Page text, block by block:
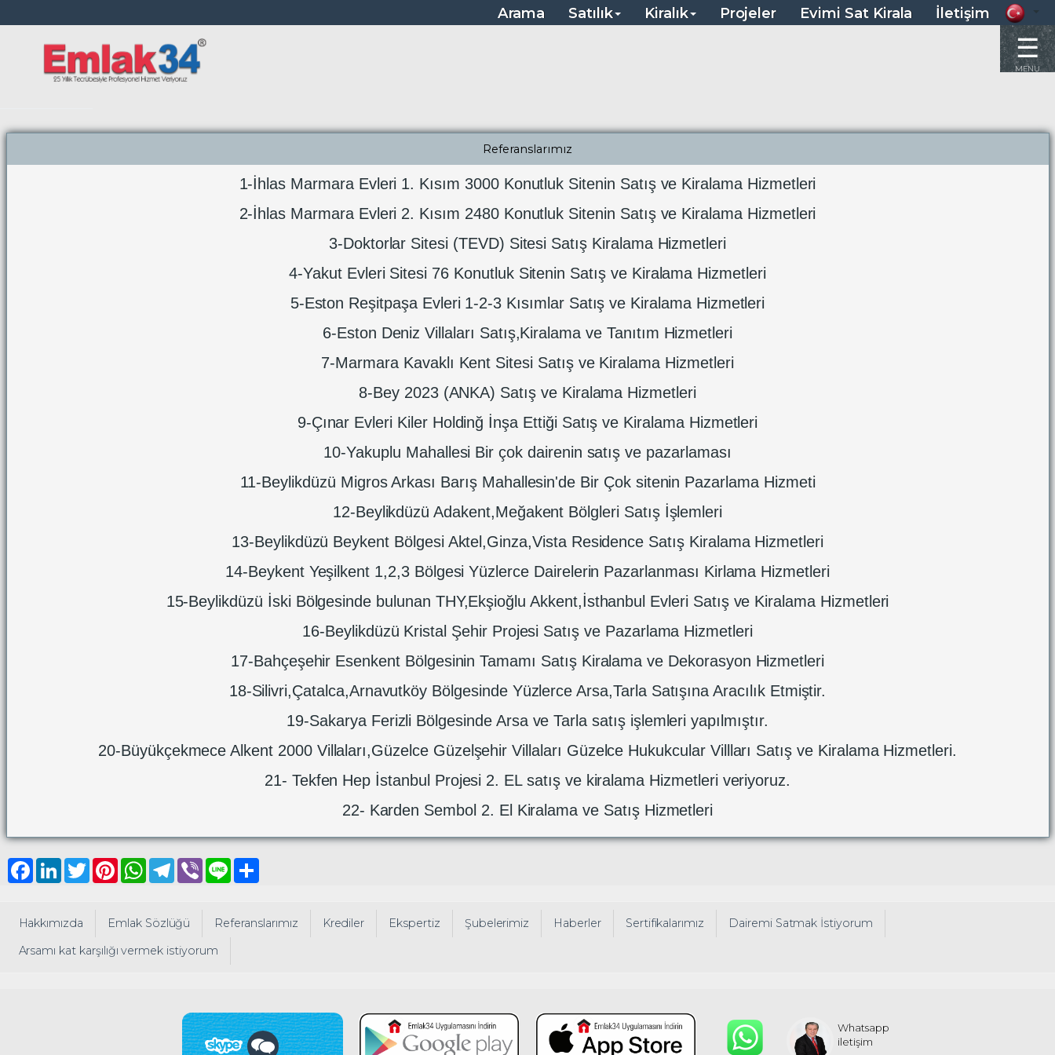
Beylikdüzü, Çatalca, Silivri , Tekirdağ, Çanakkale, Kırklareli Satılık Arsalar
Arama Satılık Kiralık Projeler Evimi Sat Kirala İletişim
☰
MENU
Referanslarımız
1-İhlas Marmara Evleri 1. Kısım 3000 Konutluk Sitenin Satış ve Kiralama Hizmetleri
2-İhlas Marmara Evleri 2. Kısım 2480 Konutluk Sitenin Satış ve Kiralama Hizmetleri
3-Doktorlar Sitesi (TEVD) Sitesi Satış Kiralama Hizmetleri
4-Yakut Evleri Sitesi 76 Konutluk Sitenin Satış ve Kiralama Hizmetleri
5-Eston Reşitpaşa Evleri 1-2-3 Kısımlar Satış ve Kiralama Hizmetleri
6-Eston Deniz Villaları Satış,Kiralama ve Tanıtım Hizmetleri
7-Marmara Kavaklı Kent Sitesi Satış ve Kiralama Hizmetleri
8-Bey 2023 (ANKA) Satış ve Kiralama Hizmetleri
9-Çınar Evleri Kiler Holdinğ İnşa Ettiği Satış ve Kiralama Hizmetleri
10-Yakuplu Mahallesi Bir çok dairenin satış ve pazarlaması
11-Beylikdüzü Migros Arkası Barış Mahallesin'de Bir Çok sitenin Pazarlama Hizmeti
12-Beylikdüzü Adakent,Meğakent Bölgleri Satış İşlemleri
13-Beylikdüzü Beykent Bölgesi Aktel,Ginza,Vista Residence Satış Kiralama Hizmetleri
14-Beykent Yeşilkent 1,2,3 Bölgesi Yüzlerce Dairelerin Pazarlanması Kirlama Hizmetleri
15-Beylikdüzü İski Bölgesinde bulunan THY,Ekşioğlu Akkent,İsthanbul Evleri Satış ve Kiralama Hizmetleri
16-Beylikdüzü Kristal Şehir Projesi Satış ve Pazarlama Hizmetleri
17-Bahçeşehir Esenkent Bölgesinin Tamamı Satış Kiralama ve Dekorasyon Hizmetleri
18-Silivri,Çatalca,Arnavutköy Bölgesinde Yüzlerce Arsa,Tarla Satışına Aracılık Etmiştir.
19-Sakarya Ferizli Bölgesinde Arsa ve Tarla satış işlemleri yapılmıştır.
20-Büyükçekmece Alkent 2000 Villaları,Güzelce Güzelşehir Villaları Güzelce Hukukcular Villları Satış ve Kiralama Hizmetleri.
21- Tekfen Hep İstanbul Projesi 2. EL satış ve kiralama Hizmetleri veriyoruz.
22- Karden Sembol 2. El Kiralama ve Satış Hizmetleri
Hakkımızda Emlak Sözlüğü Referanslarımız Krediler Ekspertiz Şubelerimiz Haberler Sertifikalarımız
Dairemi Satmak İstiyorum
Arsamı kat karşılığı vermek istiyorum
Whatsapp
iletişim
Facebook
LinkedInTwitterPinterestWhatsAppTelegram
Viber Line Share